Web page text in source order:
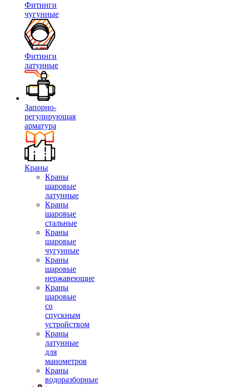
Фитинги
чугунные
Фитинги
латунные
Запорно-
регулирующая
арматура
Краны
Краны
шаровые
латунные
Краны
шаровые
стальные
Краны
шаровые
чугунные
Краны
шаровые
нержавеющие
Краны
шаровые
со
спускным
устройством
Краны
латунные
для
манометров
Краны
водоразборные